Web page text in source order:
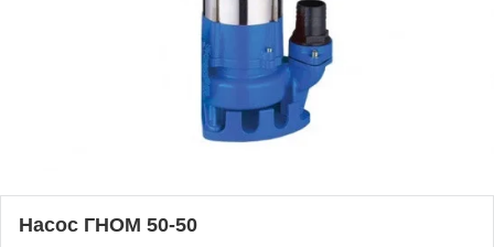
Насос ГНОМ 50-50